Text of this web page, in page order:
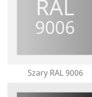
Szary RAL 9006